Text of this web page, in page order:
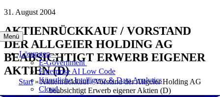
Zum
springen
Menü
Lösungen
E-Government
Enterprise AI Low Code
Künstliche Intelligenz & Data Analytics
Cloud
31. August 2004
AKTIENRÜCKKAUF / VORSTAND
DER ALLGEIER HOLDING AG
BEABSICHTIGT ERWERB EIGENER
AKTIEN (D)
Start»Aktienrückkauf / Vorstand der Allgeier Holding AG
beabsichtigt Erwerb eigener Aktien (D)